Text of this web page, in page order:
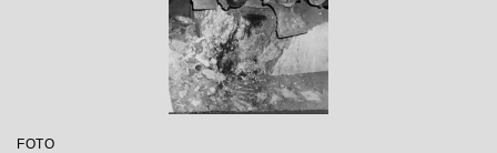
FOTO